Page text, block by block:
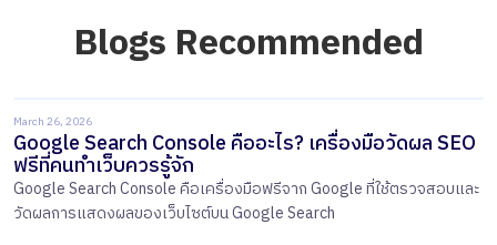
Blogs Recommended
March 26, 2026
Google Search Console คืออะไร? เครื่องมือวัดผล SEO
ฟรีที่คนทำเว็บควรรู้จัก
​​Google Search Console คือเครื่องมือฟรีจาก Google ที่ใช้ตรวจสอบและ
วัดผลการแสดงผลของเว็บไซต์บน Google Search